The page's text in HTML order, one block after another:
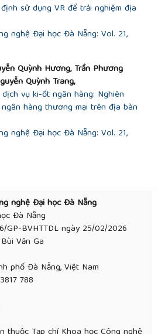
Business Review,vol. 7,
10.1016/S0969-5931(98)00005-
S. Sharma, “Consumer
and Validation of the
of Marketing Research,vol. 24,
1987.
3151638
M. Trang, and N. J. Barrett,
cultural sensitivity, and
H. S. Solgaard, and A. M.
“The Effects of Consumer
Country of Origin on Polish
of Foreign Manufactured
2010.
“Ethnocentrism In Icelandic
Consequences”,
Research Journal (IBER),
2012.
sử dụng VR để trải nghiệm địa
nghệ Đại học Đà Nẵng: Vol. 21,
Quỳnh Hương, Trần Phương
Quỳnh Trang,
vụ ki-ốt ngân hàng: Nghiên
hàng thương mại trên địa bàn
nghệ Đại học Đà Nẵng: Vol. 21,
nghệ Đại học Đà Nẵng
Đà Nẵng
GP-BVHTTDL ngày 25/02/2026
Văn Ga
phố Đà Nẵng, Việt Nam
788